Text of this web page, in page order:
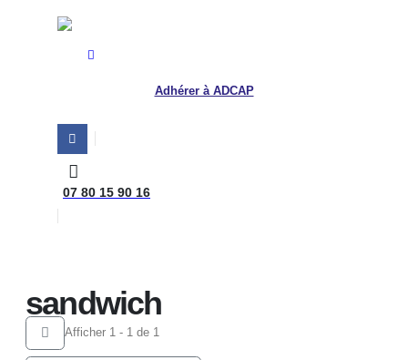
Adhérer à ADCAP
07 80 15 90 16
sandwich
Afficher 1 - 1 de 1